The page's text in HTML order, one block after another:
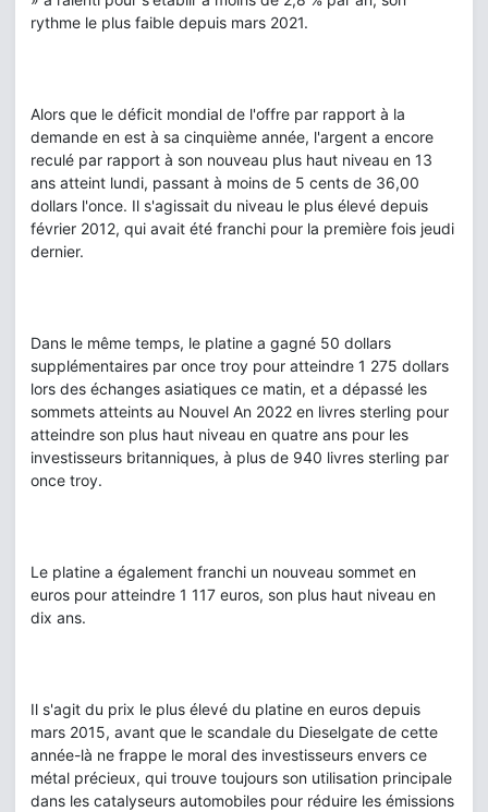
rythme le plus faible depuis mars 2021.
Alors que le déficit mondial de l'offre par rapport à la
demande en est à sa cinquième année, l'argent a encore
reculé par rapport à son nouveau plus haut niveau en 13
ans atteint lundi, passant à moins de 5 cents de 36,00
dollars l'once. Il s'agissait du niveau le plus élevé depuis
février 2012, qui avait été franchi pour la première fois jeudi
dernier.
Dans le même temps, le platine a gagné 50 dollars
supplémentaires par once troy pour atteindre 1 275 dollars
lors des échanges asiatiques ce matin, et a dépassé les
sommets atteints au Nouvel An 2022 en livres sterling pour
atteindre son plus haut niveau en quatre ans pour les
investisseurs britanniques, à plus de 940 livres sterling par
once troy.
Le platine a également franchi un nouveau sommet en
euros pour atteindre 1 117 euros, son plus haut niveau en
dix ans.
Il s'agit du prix le plus élevé du platine en euros depuis
mars 2015, avant que le scandale du Dieselgate de cette
année-là ne frappe le moral des investisseurs envers ce
métal précieux, qui trouve toujours son utilisation principale
dans les catalyseurs automobiles pour réduire les émissions